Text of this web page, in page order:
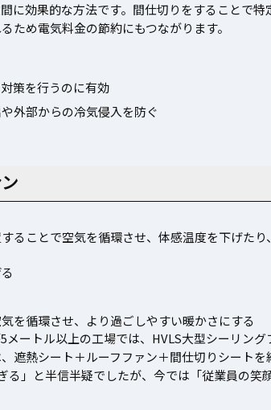
に効果的な方法です。間仕切りをすることで
ため電気料金の節約にもつながります。
策を行うのに有効
外部からの冷気侵入を防ぐ
ることで空気を循環させ、体感温度を下げたり
を循環させ、より過ごしやすい暖かさにする
ートル以上の工場では、HVLS大型シーリング
遮熱シート＋ルーフファン＋間仕切りシート
る」と半信半疑でしたが、今では「従業員の笑